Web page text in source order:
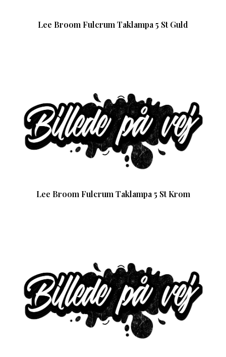
Lee Broom Fulcrum Taklampa 5 St Guld
Lee Broom Fulcrum Taklampa 5 St Krom